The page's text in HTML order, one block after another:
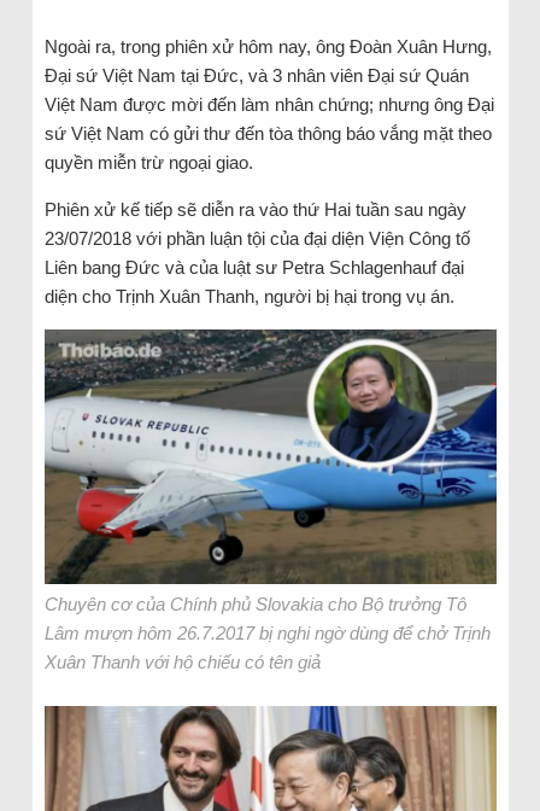
Ngoài ra, trong phiên xử hôm nay, ông Đoàn Xuân Hưng,
Đại sứ Việt Nam tại Đức, và 3 nhân viên Đại sứ Quán
Việt Nam được mời đến làm nhân chứng; nhưng ông Đại
sứ Việt Nam có gửi thư đến tòa thông báo vắng mặt theo
quyền miễn trừ ngoại giao.
Phiên xử kế tiếp sẽ diễn ra vào thứ Hai tuần sau ngày
23/07/2018 với phần luận tội của đại diện Viện Công tố
Liên bang Đức và của luật sư Petra Schlagenhauf đại
diện cho Trịnh Xuân Thanh, người bị hại trong vụ án.
Chuyên cơ của Chính phủ Slovakia cho Bộ trưởng Tô
Lâm mượn hôm 26.7.2017 bị nghi ngờ dùng để chở Trịnh
Xuân Thanh với hộ chiếu có tên giả